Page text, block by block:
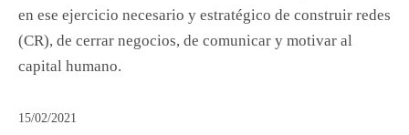
en ese ejercicio necesario y estratégico de construir redes
(CR), de cerrar negocios, de comunicar y motivar al
capital humano.
15/02/2021